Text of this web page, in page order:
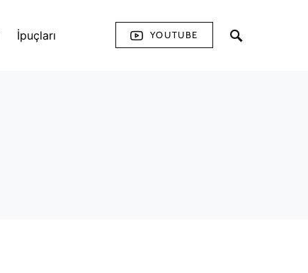
İpuçları YOUTUBE